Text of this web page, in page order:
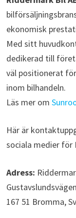
ekonomisk
Med sitt
dedikerad till
väl positionerat
inom bilhandeln.
Läs mer om
Här är
sociala medier för
Adress:
167 51 Bromma,